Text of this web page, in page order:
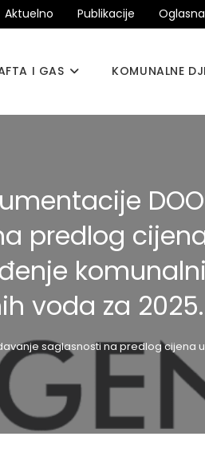
Aktuelno Publikacije
I GAS KOMUNALNE
predlog
voda za
saglasnosti na predlog